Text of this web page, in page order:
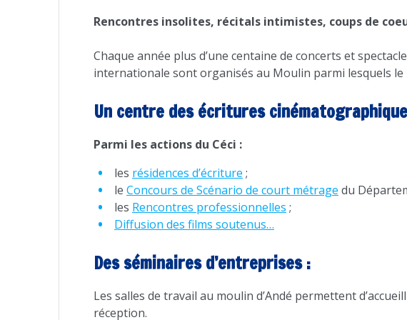
Rencontres insolites, récitals intimistes, coups de
Chaque année plus d’une centaine de concerts et
internationale sont organisés au Moulin parmi lesquels le
Un centre des écritures
Parmi les actions du Céci :
les résidences d’écriture ;
leConcours de Scénario de court métrage du
les Rencontres professionnelles ;
Diffusion des films soutenus…
Des séminaires d’entreprises :
Les salles de travail au moulin d’Andé permettent
réception.